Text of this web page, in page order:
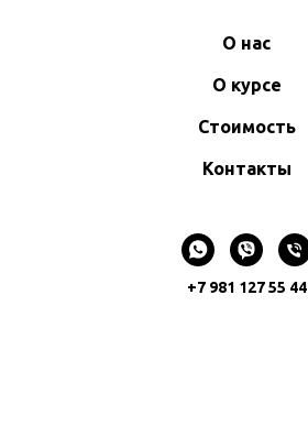
О нас
О курсе
Стоимость
Контакты
+7 981 127 55 44